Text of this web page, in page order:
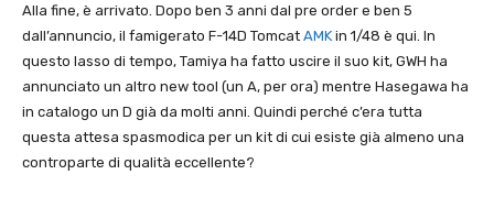
Alla fine, è arrivato. Dopo ben 3 anni dal pre order e ben 5
dall’annuncio, il famigerato F-14D Tomcat AMK in 1/48 è qui. In
questo lasso di tempo, Tamiya ha fatto uscire il suo kit, GWH ha
annunciato un altro new tool (un A, per ora) mentre Hasegawa ha
in catalogo un D già da molti anni. Quindi perché c’era tutta
questa attesa spasmodica per un kit di cui esiste già almeno una
controparte di qualità eccellente?